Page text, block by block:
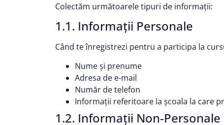
Colectăm următoarele tipuri de informații:
1.1. Informații Personale
Când te înregistrezi pentru a participa la
Nume și prenume
Adresa de e-mail
Număr de telefon
Informații referitoare la școala la care
1.2. Informații Non-Personale